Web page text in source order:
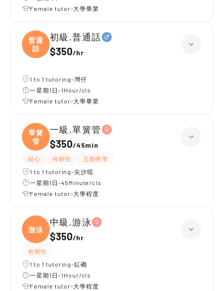
Female tutor-大學畢業
普通
話
初級,普通話
$350/hr
1 to 1 tutoring-灣仔
一星期1日-1Hour/cls
Female tutor-大學畢業
單簧
管
一級,單簧管
$350/45min
細心 有耐性
互動教學
1 to 1 tutoring-尖沙咀
一星期1日-45Minute/cls
Female tutor-大學程度
游泳
中級,游泳
$350/hr
有耐性
1 to 1 tutoring-紅磡
一星期1日-1Hour/cls
Female tutor-大學程度